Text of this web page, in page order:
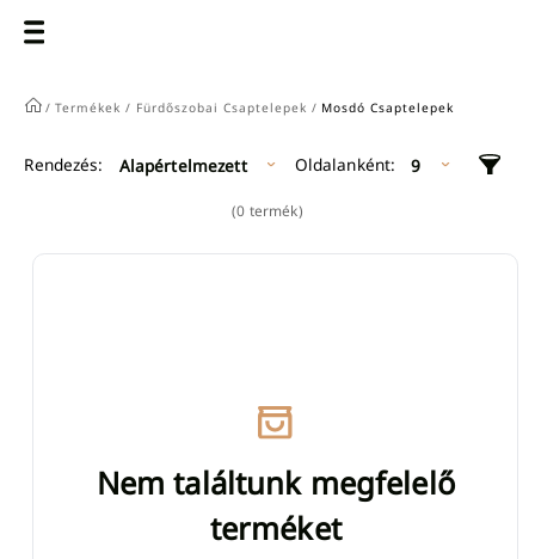
/ Termékek / Fürdőszobai Csaptelepek / Mosdó Csaptelepek
Rendezés: Alapértelmezett Oldalanként: 9
(0 termék)
Nem találtunk megfelelő
terméket